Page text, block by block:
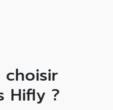
choisir
Hifly ?